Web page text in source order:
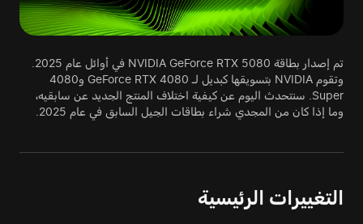
وتقوم NVIDIA بتسويقها كبديل لـ GeForce RTX 4080 و4080
Super. سنتحدث اليوم عن كيفية اختلاف المنتج الجديد عن سابقيه،
وما إذا كان من المجدي شراء بطاقات الجيل السابق في عام 2025.
التغييرات الرئيسية